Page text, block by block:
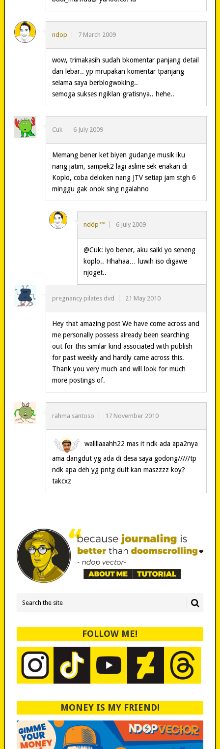
ndop 7 March 2009
wow, trimakasih sudah bkomentar panjang detail
dan lebar.. yp mrupakan komentar tpanjang
selama saya berblogwoking..
semoga sukses ngiklan gratisnya.. hehe..
Cuk 6 July 2009
Memang bener ket biyen gudange musik iku
nang jatim, sampek2 lagi asline sek enakan di
Koplo, coba deloken nang JTV setiap jam stgh 6
minggu gak onok sing ngalahno
ndöp™ 6 July 2009
@Cuk: iyo bener, aku saiki yo seneng
koplo.. Hhahaa… luwih iso digawe
njoget..
pregnancy pilates dvd 21 May 2010
Hey that amazing post We have come across and
me personally possess already been searching
out for this similar kind associated with publish
for past weekly and hardly came across this.
Thank you very much and will look for much
more postings of.
rahma santoso 17 November 2010
wallllaaahh22 mas it ndk ada apa2nya
ama dangdut yg ada di desa saya godong/////tp
ndk apa deh yg pntg duit kan maszzzz koy?
takcxz
FOLLOW ME!
MONEY IS MY FRIEND!